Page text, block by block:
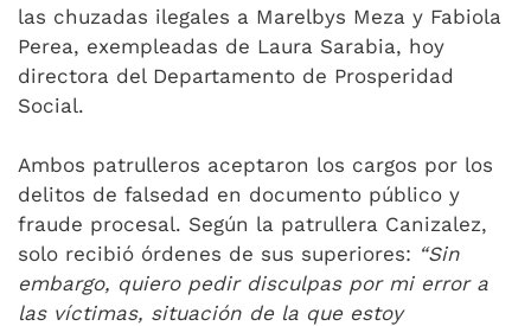
las chuzadas ilegales a Marelbys Meza y Fabiola
Perea, exempleadas de Laura Sarabia, hoy
directora del Departamento de Prosperidad
Social.
Ambos patrulleros aceptaron los cargos por los
delitos de falsedad en documento público y
fraude procesal. Según la patrullera Canizalez,
solo recibió órdenes de sus superiores: “Sin
embargo, quiero pedir disculpas por mi error a
las víctimas, situación de la que estoy